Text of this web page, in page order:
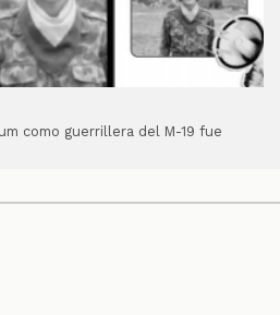
como guerrillera del M-19 fue